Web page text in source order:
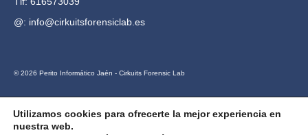
@: info@cirkuitsforensiclab.es
© 2026 Perito Informático Jaén - Cirkuits Forensic Lab
Utilizamos cookies para ofrecerte la mejor experiencia en
nuestra web.